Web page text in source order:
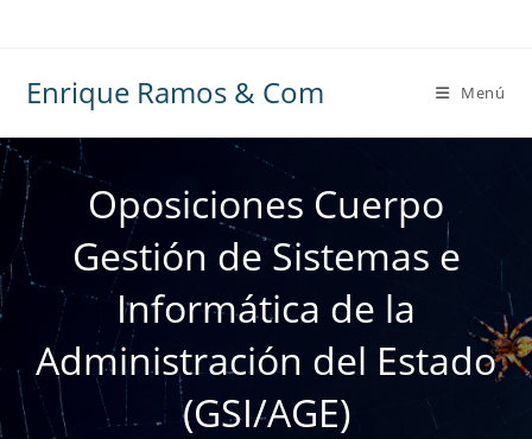
Enrique Ramos & Com Menú
Oposiciones Cuerpo
Gestión de Sistemas e
Informática de la
Administración del Estado
(GSI/AGE)